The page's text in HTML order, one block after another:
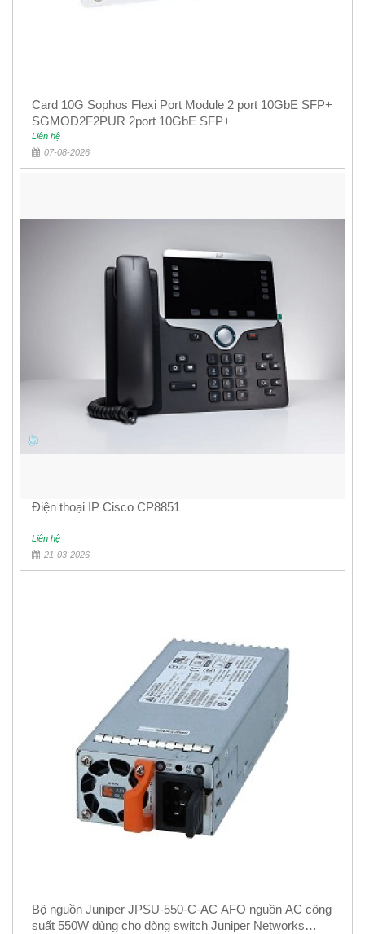
Card 10G Sophos Flexi Port Module 2 port 10GbE SFP+
SGMOD2F2PUR 2port 10GbE SFP+
Liên hệ
07-08-2026
Điện thoại IP Cisco CP8851
Liên hệ
21-03-2026
Bộ nguồn Juniper JPSU-550-C-AC AFO nguồn AC công
suất 550W dùng cho dòng switch Juniper Networks